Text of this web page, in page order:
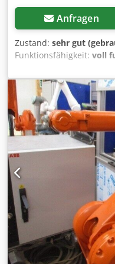
Gewährleistung.
ab Lager verfügbar.
angegebene Betrag ist
Die gesetzlich
wird beim Checkout
ordentliche Rechnung
Abholung vor Ort in
oder Speditionskosten
Gewicht und
Versandkosten ins
und Postleitzahl
Bitte Lieferadresse
Anfragen
Zustand: sehr gut
Funktionsfähigkeit: voll
Robotics IRB 2600-12/
Seriennummer 2600-
Seriennummer 2600-
Anzahl der Achsen: 6
Arbeitsbereich:
Roboter, Steuerung,
Gebrauchtware –
Weitere Details,
Zwei Wochen
Gewährleistung.
ab Lager verfügbar.
kann gerne besichtigt
angegebene Betrag ist
vorgeschriebene
Checkout hinzugefügt.
Rechnung mit